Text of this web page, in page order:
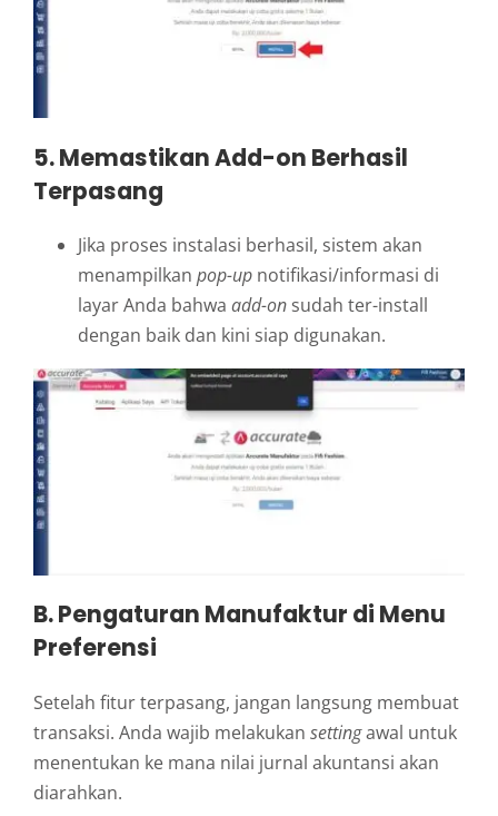
5. Memastikan Add-on Berhasil
Terpasang
Jika proses instalasi berhasil, sistem akan
menampilkan pop-up notifikasi/informasi di
layar Anda bahwa add-on sudah ter-install
dengan baik dan kini siap digunakan.
B. Pengaturan Manufaktur di Menu
Preferensi
Setelah fitur terpasang, jangan langsung membuat
transaksi. Anda wajib melakukan settingawal untuk
menentukan ke mana nilai jurnal akuntansi akan
diarahkan.